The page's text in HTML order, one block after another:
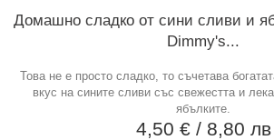
Домашно сладко от сини сливи и
Dimmy's...
Това не е просто сладко, то съчетава
вкус на сините сливи със свежестта и
ябълките.
4,50 € / 8,80 лв